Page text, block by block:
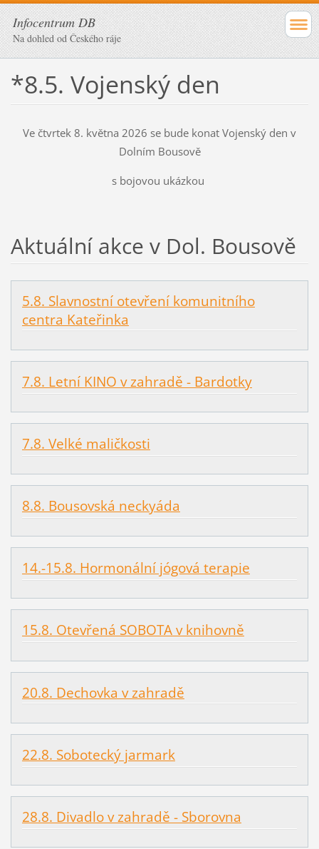
Infocentrum DB
Na dohled od Českého ráje
*8.5. Vojenský den
Ve čtvrtek 8. května 2026 se bude konat Vojenský den v
Dolním Bousově
s bojovou ukázkou
Aktuální akce v Dol. Bousově
5.8. Slavnostní otevření komunitního
centra Kateřinka
7.8. Letní KINO v zahradě - Bardotky
7.8. Velké maličkosti
8.8. Bousovská neckyáda
14.-15.8. Hormonální jógová terapie
15.8. Otevřená SOBOTA v knihovně
20.8. Dechovka v zahradě
22.8. Sobotecký jarmark
28.8. Divadlo v zahradě - Sborovna